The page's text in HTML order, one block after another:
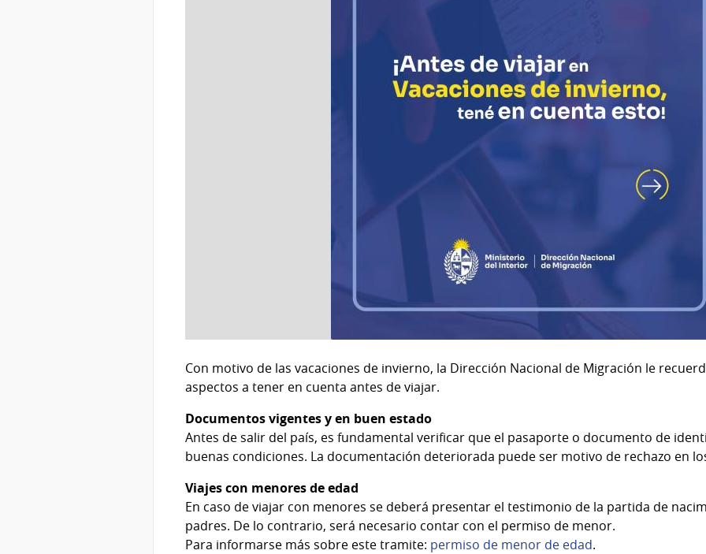
Con motivo de las vacaciones de invierno, la Dirección Nacional de Migración le
aspectos a tener en cuenta antes de viajar.
Documentos vigentes y en buen estado
Antes de salir del país, es fundamental verificar que el pasaporte o documento de
buenas condiciones. La documentación deteriorada puede ser motivo de rechazo en
Viajes con menores de edad
En caso de viajar con menores se deberá presentar el testimonio de la partida de
padres. De lo contrario, será necesario contar con el permiso de menor.
Para informarse más sobre este tramite: permiso de menor de edad.